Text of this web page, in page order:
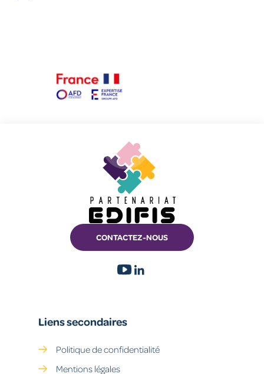
CONTACTEZ-NOUS
Liens secondaires
Politique de confidentialité
Mentions légales